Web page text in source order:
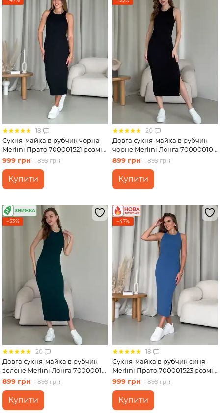
18
Сукня-майка в рубчик чорна
Merlini Прато 700001521 розмір
S-M
999 грн 1 899 грн
Купити
20
Довга сукня-майка в рубчик
чорне Merlini Лонга 700000101
розмір 42-44 (S-M)
899 грн 1 899 грн
Купити
−53%
20
Довга сукня-майка в рубчик
зелене Merlini Лонга 700000112
розмір 42-44 (S-M)
899 грн 1 899 грн
Купити
−47%
18
Сукня-майка в рубчик синя
Merlini Прато 700001523 розмір
S-M
999 грн 1 899 грн
Купити